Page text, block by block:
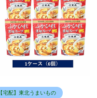
【宅配】東北うまいもの